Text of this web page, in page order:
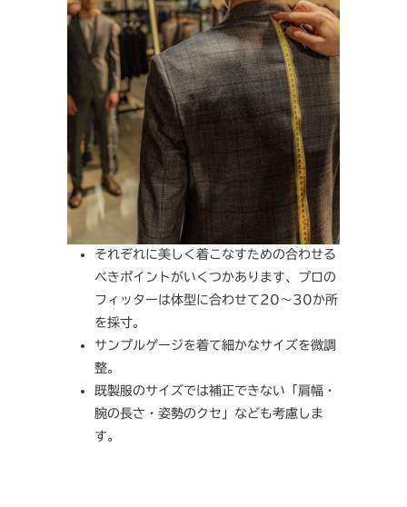
それぞれに美しく着こなすための合わせる
べきポイントがいくつかあります、プロの
フィッターは体型に合わせて20～30か所
を採寸。
サンプルゲージを着て細かなサイズを微調
整。
既製服のサイズでは補正できない「肩幅・
腕の長さ・姿勢のクセ」なども考慮しま
す。